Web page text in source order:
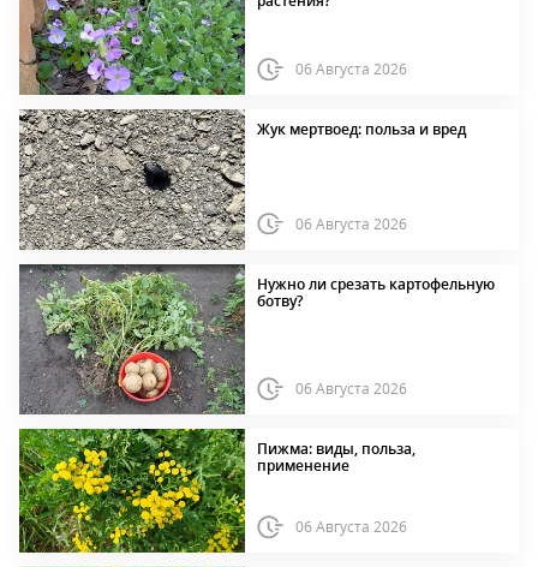
06 Августа 2026
Жук мертвоед: польза и вред
06 Августа 2026
Нужно ли срезать картофельную
ботву?
06 Августа 2026
Пижма: виды, польза,
применение
06 Августа 2026